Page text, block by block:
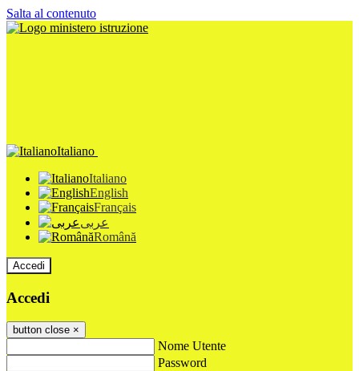
Salta al contenuto
Italiano
Italiano
English
Français
عربى
Română
Accedi
Accedi
button close ×
Nome Utente
Password